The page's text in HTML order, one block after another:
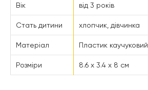
Вік від 3 років
Стать дитини хлопчик, дівчинка
Матеріал Пластик каучуковий
Розміри 8.6 х 3.4 х 8 см